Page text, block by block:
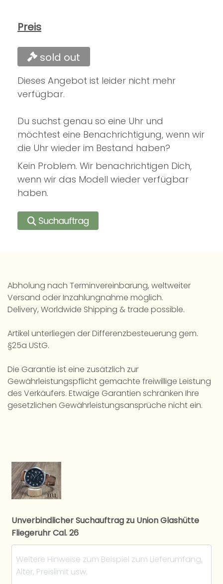
Preis
sold out
Dieses Angebot ist leider nicht mehr
verfügbar.
Du suchst genau so eine Uhr und
möchtest eine Benachrichtigung, wenn wir
die Uhr wieder im Bestand haben?
Kein Problem. Wir benachrichtigen Dich,
wenn wir das Modell wieder verfügbar
haben.
Suchauftrag
Abholung nach Terminvereinbarung, weltweiter
Versand oder Inzahlungnahme möglich.
Delivery, Worldwide Shipping & trade possible.
Artikel unterliegen der Differenzbesteuerung gem.
§25a UStG.
Die Garantie ist eine zusätzlich zur
Gewährleistungspflicht gemachte freiwillige Leistung
des Verkäufers. Etwaige Garantien schränken Ihre
gesetzlichen Gewährleistungsansprüche nicht ein.
Unverbindlicher Suchauftrag zu Union Glashütte
Fliegeruhr Cal. 26